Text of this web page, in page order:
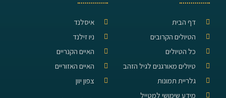
דף הבית
הטיולים הקרובים
כל הטיולים
טיולים מאורגנים לגיל הזהב
גלריית תמונות
מידע שימושי למטייל
איסלנד
ניו זילנד
האיים הקנריים
האיים האזוריים
צפון יוון